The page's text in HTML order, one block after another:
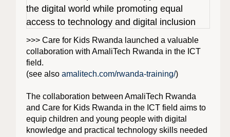
>>> Care for Kids Rwanda launched a valuable
collaboration with AmaliTech Rwanda in the ICT
field.
(see also amalitech.com/rwanda-training/)
The collaboration between AmaliTech Rwanda
and Care for Kids Rwanda in the ICT field aims to
equip children and young people with digital
knowledge and practical technology skills needed